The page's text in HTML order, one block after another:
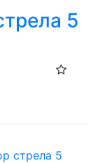
5
стрела 5